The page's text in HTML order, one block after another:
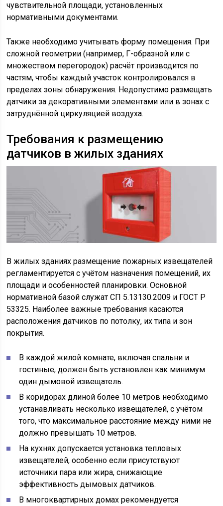
чувствительной площади, установленных
нормативными документами.
Также необходимо учитывать форму помещения. При
сложной геометрии (например, Г-образной или с
множеством перегородок) расчёт производится по
частям, чтобы каждый участок контролировался в
пределах зоны обнаружения. Недопустимо размещать
датчики за декоративными элементами или в зонах с
затруднённой циркуляцией воздуха.
Требования к размещению
датчиков в жилых зданиях
В жилых зданиях размещение пожарных извещателей
регламентируется с учётом назначения помещений, их
площади и особенностей планировки. Основной
нормативной базой служат СП 5.13130.2009 и ГОСТ Р
53325. Наиболее важные требования касаются
расположения датчиков по потолку, их типа и зон
покрытия.
В каждой жилой комнате, включая спальни и
гостиные, должен быть установлен как минимум
один дымовой извещатель.
В коридорах длиной более 10 метров необходимо
устанавливать несколько извещателей, с учётом
того, что максимальное расстояние между ними не
должно превышать 10 метров.
На кухнях допускается установка тепловых
извещателей, особенно если присутствуют
источники пара или жира, снижающие
эффективность дымовых датчиков.
В многоквартирных домах рекомендуется